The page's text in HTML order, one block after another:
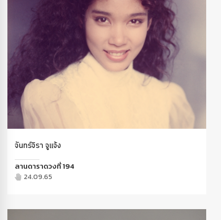
จันทร์จิรา จูแจ้ง
ลานดาราดวงที่ 194
24.09.65